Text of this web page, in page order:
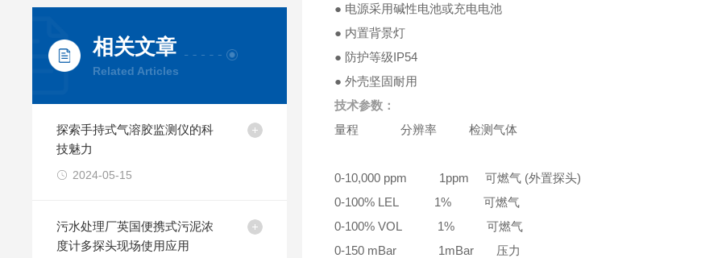
相关文章
Related Articles
探索手持式气溶胶监测仪的科
技魅力
2024-05-15
污水处理厂英国便携式污泥浓
度计多探头现场使用应用
● 电源采用碱性电池或充电电池
● 内置背景灯
● 防护等级IP54
● 外壳坚固耐用
技术参数：
量程 分辨率 检测气体
0-10,000 ppm 1ppm 可燃气 (外置探头)
0-100% LEL 1% 可燃气
0-100% VOL 1% 可燃气
0-150 mBar 1mBar 压力